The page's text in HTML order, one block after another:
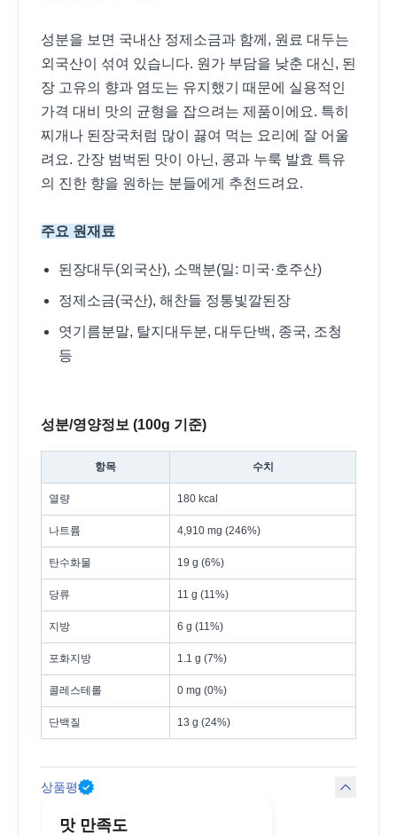
성분을 보면 국내산 정제소금과 함께, 원료 대두는
외국산이 섞여 있습니다. 원가 부담을 낮춘 대신, 된
장 고유의 향과 염도는 유지했기 때문에 실용적인
가격 대비 맛의 균형을 잡으려는 제품이에요. 특히
찌개나 된장국처럼 많이 끓여 먹는 요리에 잘 어울
려요. 간장 범벅된 맛이 아닌, 콩과 누룩 발효 특유
의 진한 향을 원하는 분들에게 추천드려요.
주요 원재료
된장대두(외국산), 소맥분(밀: 미국·호주산)
정제소금(국산), 해찬들 정통빛깔된장
엿기름분말, 탈지대두분, 대두단백, 종국, 조청
등
성분/영양정보 (100g 기준)
항목 수치
열량 180 kcal
나트륨 4,910 mg (246%)
탄수화물 19 g (6%)
당류 11 g (11%)
지방 6 g (11%)
포화지방 1.1 g (7%)
콜레스테롤 0 mg (0%)
단백질 13 g (24%)
상품평
맛 만족도